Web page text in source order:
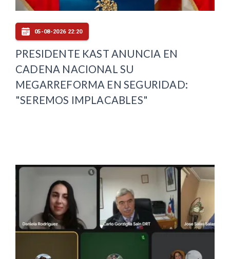
05-08-2026 22:20
PRESIDENTE KAST ANUNCIA EN
CADENA NACIONAL SU
MEGARREFORMA EN SEGURIDAD:
"SEREMOS IMPLACABLES"